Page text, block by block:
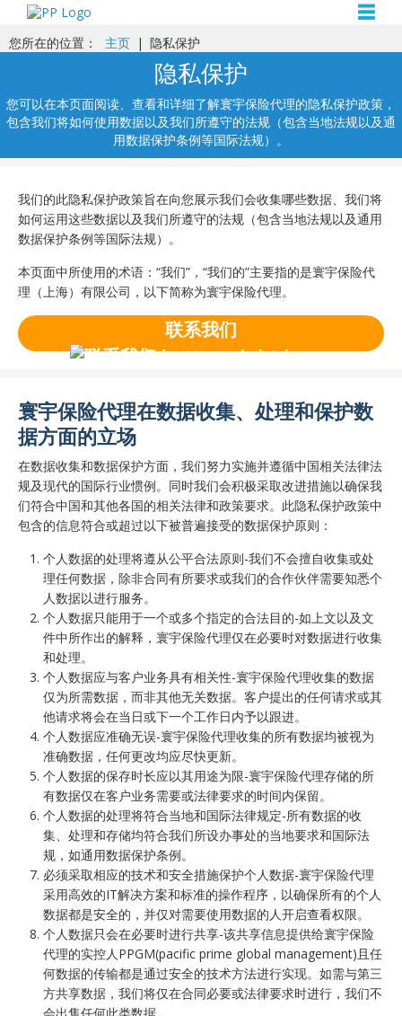
☰
您所在的位置： 主页 | 隐私保护
隐私保护
您可以在本页面阅读、查看和详细了解寰宇保险代理的隐私保护政策，
包含我们将如何使用数据以及我们所遵守的法规（包含当地法规以及通
用数据保护条例等国际法规）。
我们的此隐私保护政策旨在向您展示我们会收集哪些数据、我们将
如何运用这些数据以及我们所遵守的法规（包含当地法规以及通用
数据保护条例等国际法规）。
本页面中所使用的术语：“我们”，“我们的”主要指的是寰宇保险代
理（上海）有限公司，以下简称为寰宇保险代理。
联系我们
寰宇保险代理在数据收集、处理和保护数
据方面的立场
在数据收集和数据保护方面，我们努力实施并遵循中国相关法律法
规及现代的国际行业惯例。同时我们会积极采取改进措施以确保我
们符合中国和其他各国的相关法律和政策要求。此隐私保护政策中
包含的信息符合或超过以下被普遍接受的数据保护原则：
个人数据的处理将遵从公平合法原则-我们不会擅自收集或处
理任何数据，除非合同有所要求或我们的合作伙伴需要知悉个
人数据以进行服务。
个人数据只能用于一个或多个指定的合法目的-如上文以及文
件中所作出的解释，寰宇保险代理仅在必要时对数据进行收集
和处理。
个人数据应与客户业务具有相关性-寰宇保险代理收集的数据
仅为所需数据，而非其他无关数据。客户提出的任何请求或其
他请求将会在当日或下一个工作日内予以跟进。
个人数据应准确无误-寰宇保险代理收集的所有数据均被视为
准确数据，任何更改均应尽快更新。
个人数据的保存时长应以其用途为限-寰宇保险代理存储的所
有数据仅在客户业务需要或法律要求的时间内保留。
个人数据的处理将符合当地和国际法律规定-所有数据的收
集、处理和存储均符合我们所设办事处的当地要求和国际法
规，如通用数据保护条例。
必须采取相应的技术和安全措施保护个人数据-寰宇保险代理
采用高效的IT解决方案和标准的操作程序，以确保所有的个人
数据都是安全的，并仅对需要使用数据的人开启查看权限。
个人数据只会在必要时进行共享-该共享信息提供给寰宇保险
代理的实控人PPGM(pacific prime global management)且任
何数据的传输都是通过安全的技术方法进行实现。如需与第三
方共享数据，我们将仅在合同必要或法律要求时进行，我们不